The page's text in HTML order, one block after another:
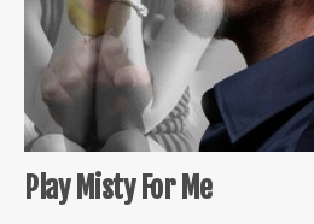
Play Misty For Me